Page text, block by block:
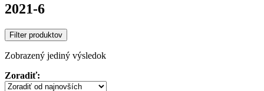
2021-6
Filter produktov
Zobrazený jediný výsledok
Zoradiť: